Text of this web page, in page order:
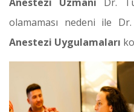
Anestezi Uzmanı Dr.
olamaması nedeni ile
Anestezi Uygulamaları